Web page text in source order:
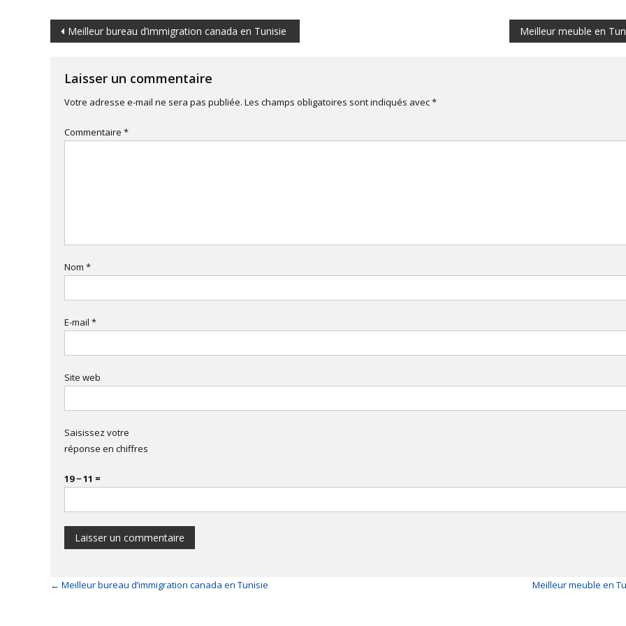
Navigation
l’article
Meilleur bureau d’immigration canada en Tunisie Meilleur meuble en
Laisser un commentaire
Votre adresse e-mail ne sera pas publiée. Les champs obligatoires sont indiqués avec*
Commentaire *
Nom *
E-mail *
Site web
Saisissez votre
réponse en chiffres
19 − 11 =
← Meilleur bureau d’immigration canada en Tunisie Meilleur meuble en